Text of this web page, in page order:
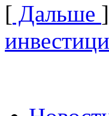
[ Дальше ]